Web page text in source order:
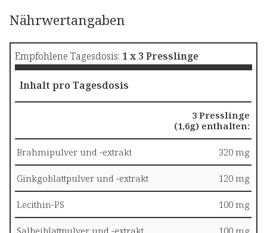
(DHA)
Lactobacillus
paracasei
(hitzeinaktiviert)
*Prozent des
Nährwertangaben
Empfohlene Tagesdosis: 1 x 3 Presslinge
Inhalt pro Tagesdosis
3 Presslinge
(1,6g) enthalten:
Brahmipulver und -extrakt 320 mg
Ginkgoblattpulver und -extrakt 120 mg
Lecithin-PS 100 mg